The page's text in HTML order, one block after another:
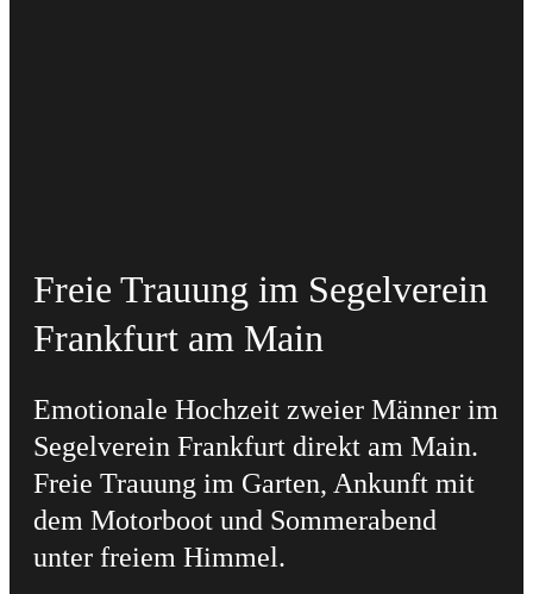
Freie Trauung im Segelverein
Frankfurt am Main
Emotionale Hochzeit zweier Männer im
Segelverein Frankfurt direkt am Main.
Freie Trauung im Garten, Ankunft mit
dem Motorboot und Sommerabend
unter freiem Himmel.